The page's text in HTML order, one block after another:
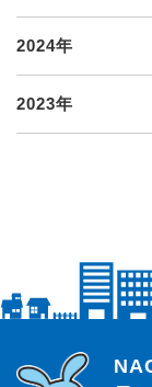
2024年
2023年
らじっ